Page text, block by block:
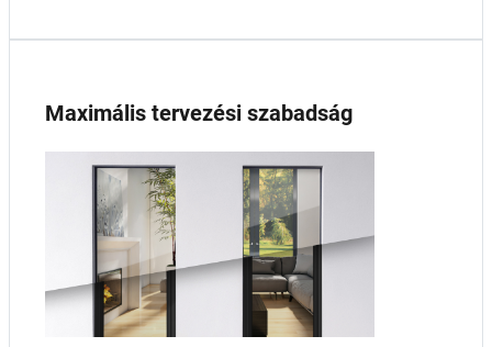
Maximális tervezési szabadság